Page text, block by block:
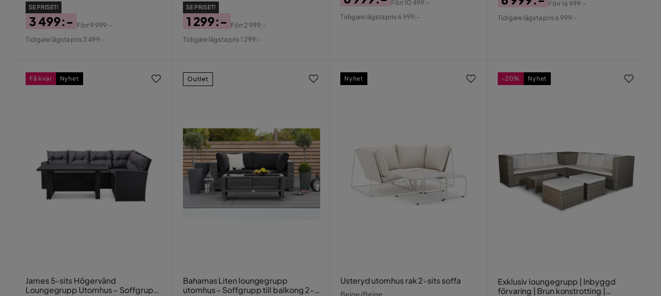
SE PRISET!
Pris
3 499:-
Original
Förr9 999:-
Tidigare lägsta pris 3 499:-
SE PRISET!
Pris
1 299:-
Original
Förr2 999:-
Tidigare lägsta pris 1 299:-
Pris
Original
Förr10 499:-
Tidigare lägsta pris 6 999:-
Pris
Original
Förr16 999:-
Tidigare lägsta pris 6 999:-
James 5-sits Högervänd
Loungegrupp Utomhus – Soffgrupp
Få kvar Nyhet
Bahamas Liten loungegrupp
utomhus - Soffgrupp till balkong 2-
Outlet
Usteryd utomhus rak 2-sits soffa
Beige/Beige
Nyhet
Exklusiv loungegrupp | Inbyggd
förvaring | Brun konstrotting |
-20% Nyhet